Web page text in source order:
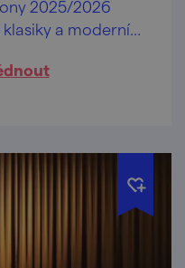
2025/2026
a moderní